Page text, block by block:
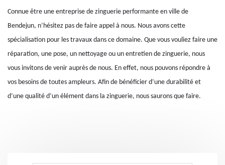
Connue être une entreprise de zinguerie performante en ville de
Bendejun, n’hésitez pas de faire appel à nous. Nous avons cette
spécialisation pour les travaux dans ce domaine. Que vous vouliez faire une
réparation, une pose, un nettoyage ou un entretien de zinguerie, nous
vous invitons de venir auprès de nous. En effet, nous pouvons répondre à
vos besoins de toutes ampleurs. Afin de bénéficier d’une durabilité et
d’une qualité d’un élément dans la zinguerie, nous saurons que faire.